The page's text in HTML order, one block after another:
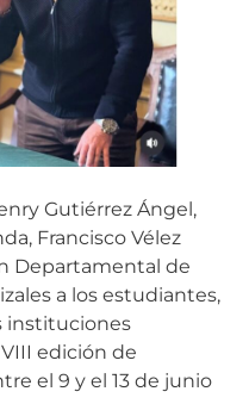
Gutiérrez Ángel,
Francisco Vélez
Departamental de
a los estudiantes,
instituciones
edición de
el 9 y el 13 de junio